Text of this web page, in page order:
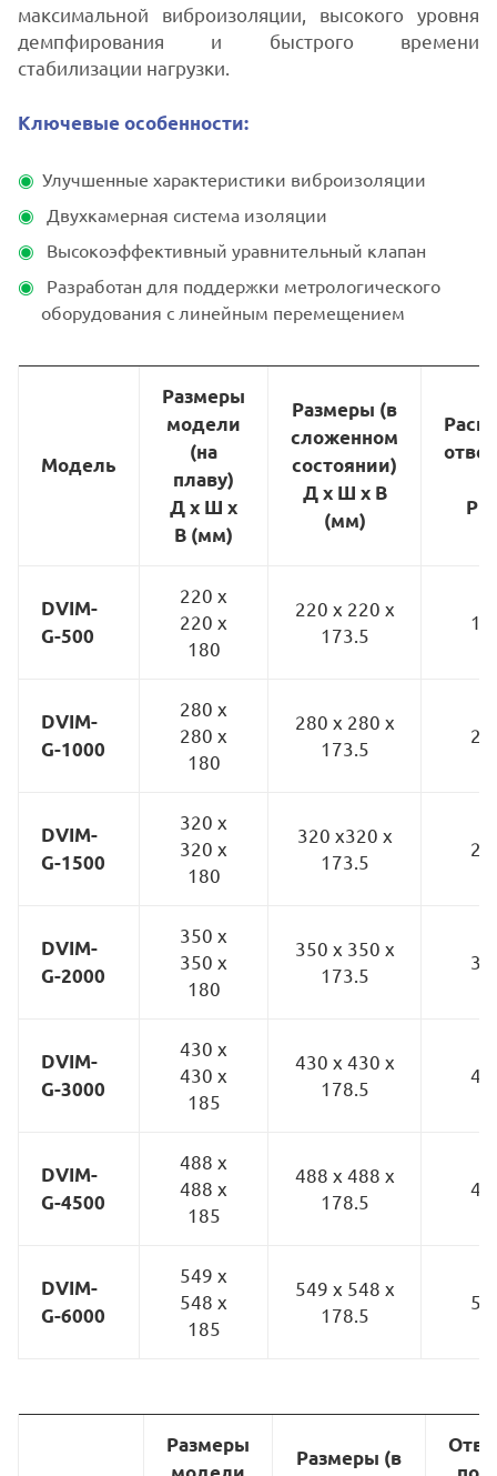
максимальной виброизоляции, высокого уровня
демпфирования и быстрого времени
стабилизации нагрузки.
Ключевые особенности:
Улучшенные характеристики виброизоляции
Двухкамерная система изоляции
Высокоэффективный уравнительный клапан
Разработан для поддержки метрологического
оборудования с линейным перемещением
Модель
Размеры
модели
(на
плаву)
Д х Ш х
В (мм)
Размеры (в
сложенном
состоянии)
Д х Ш х В
(мм)
P
DVIM-
G-500
220 x
220 x
180
220 x 220 x
173.5
DVIM-
G-1000
280 x
280 x
180
280 x 280 x
173.5
DVIM-
G-1500
320 x
320 x
180
320 x320 x
173.5
DVIM-
G-2000
350 x
350 x
180
350 x 350 x
173.5
DVIM-
G-3000
430 x
430 x
185
430 x 430 x
178.5
DVIM-
G-4500
488 x
488 x
185
488 x 488 x
178.5
DVIM-
G-6000
549 x
548 x
185
549 x 548 x
178.5
Размеры
Размеры (в